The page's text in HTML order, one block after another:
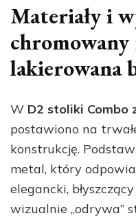
Materiały i
lakierowana
W D2 stoliki Combo
postawiono na
konstrukcję.
metal, który
elegancki,
wizualnie „odrywa”